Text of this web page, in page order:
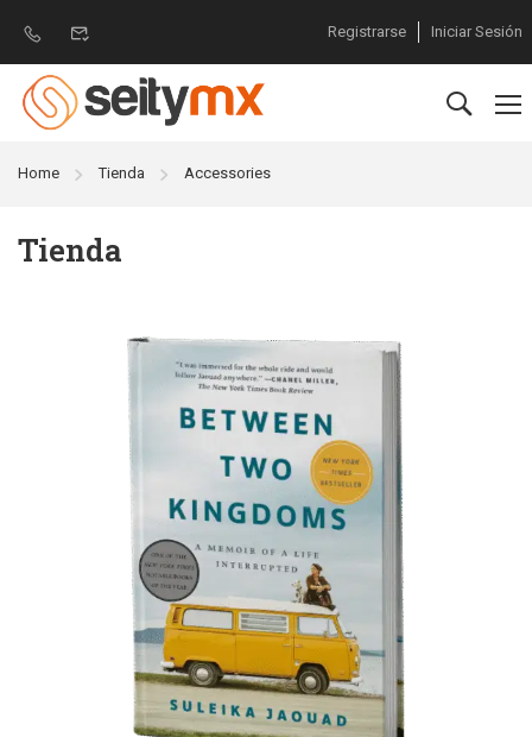
Registrarse Iniciar Sesión
Home Tienda Accessories
Tienda